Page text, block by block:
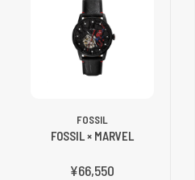
FOSSIL
FOSSIL × MARVEL
¥66,550